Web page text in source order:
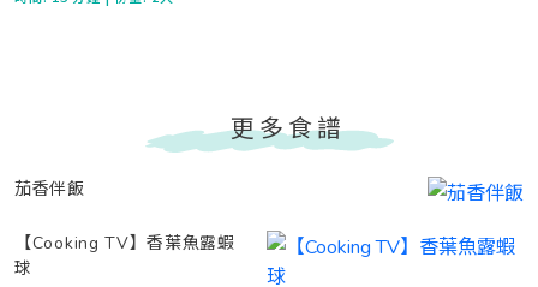
更多食譜
茄香伴飯
【Cooking TV】香葉魚露蝦
球